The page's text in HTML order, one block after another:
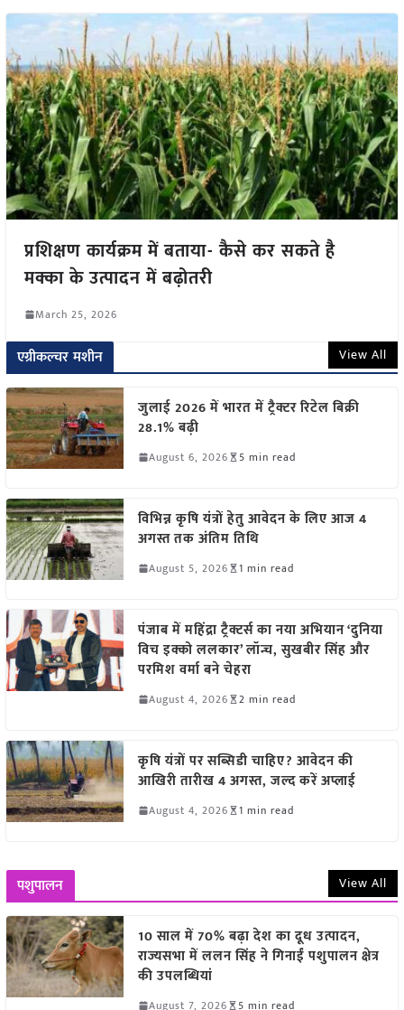
प्रशिक्षण कार्यक्रम में बताया- कैसे कर सकते है
मक्का के उत्पादन में बढ़ोतरी
March 25, 2026
एग्रीकल्चर मशीन View All
जुलाई 2026 में भारत में ट्रैक्टर रिटेल बिक्री
28.1% बढ़ी
August 6, 2026 5 min read
विभिन्न कृषि यंत्रों हेतु आवेदन के लिए आज 4
अगस्त तक अंतिम तिथि
August 5, 2026 1 min read
पंजाब में महिंद्रा ट्रैक्टर्स का नया अभियान ‘दुनिया
विच इक्को ललकार’ लॉन्च, सुखबीर सिंह और
परमिश वर्मा बने चेहरा
August 4, 2026 2 min read
कृषि यंत्रों पर सब्सिडी चाहिए? आवेदन की
आखिरी तारीख 4 अगस्त, जल्द करें अप्लाई
August 4, 2026 1 min read
पशुपालन View All
10 साल में 70% बढ़ा देश का दूध उत्पादन,
राज्यसभा में ललन सिंह ने गिनाईं पशुपालन क्षेत्र
की उपलब्धियां
August 7, 2026 5 min read